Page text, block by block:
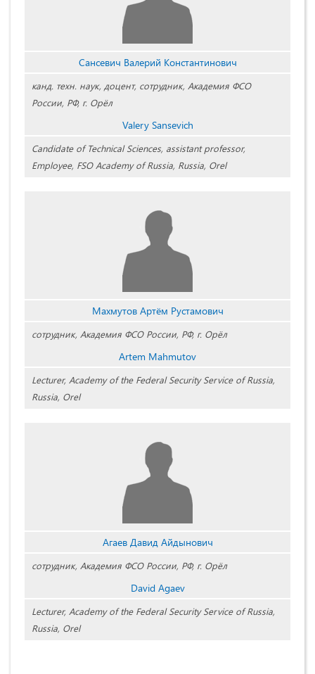
Сансевич Валерий Константинович
канд. техн. наук, доцент, сотрудник, Академия ФСО
России, РФ, г. Орёл
Valery Sansevich
Candidate of Technical Sciences, assistant professor,
Employee, FSO Academy of Russia, Russia, Orel
Махмутов Артём Рустамович
сотрудник, Академия ФСО России, РФ, г. Орёл
Artem Mahmutov
Lecturer, Academy of the Federal Security Service of Russia,
Russia, Orel
Агаев Давид Айдынович
сотрудник, Академия ФСО России, РФ, г. Орёл
David Agaev
Lecturer, Academy of the Federal Security Service of Russia,
Russia, Orel